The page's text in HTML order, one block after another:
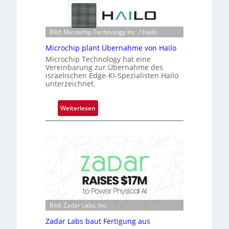
t
o
n
e
ü
b
e
r
i
m
m
a
r
k
V
s
i
Bild: Microchip Technology Inc. / Hailo
Microchip plant Übernahme von Hailo
Microchip Technology hat eine
Vereinbarung zur Übernahme des
israelischen Edge-KI-Spezialisten Hailo
unterzeichnet.
Weiterlesen:
M
o
c
h
i
l
Bild: Zadar Labs, Inc.
Zadar Labs baut Fertigung aus